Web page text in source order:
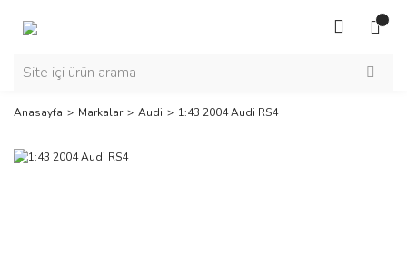
Anasayfa Markalar Audi 1:43 2004 Audi RS4